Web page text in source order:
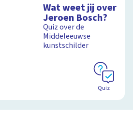
Wat weet jij over
Jeroen Bosch?
Quiz over de
Middeleeuwse
kunstschilder
Quiz